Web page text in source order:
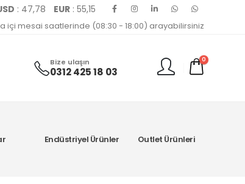
: 47,78 EUR: 55,15
içi mesai saatlerinde (08:30 - 18:00) arayabilirsiniz
Bize ulaşın
0312 425 18 03
0
Endüstriyel Ürünler Outlet Ürünleri